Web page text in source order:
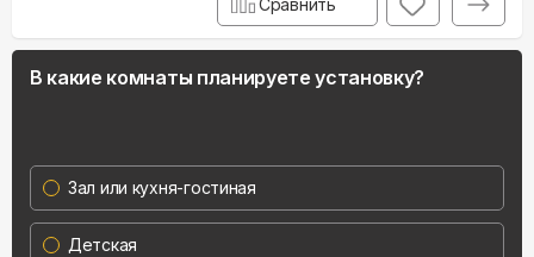
Сравнить
В какие комнаты планируете установку?
Зал или кухня-гостиная
Детская